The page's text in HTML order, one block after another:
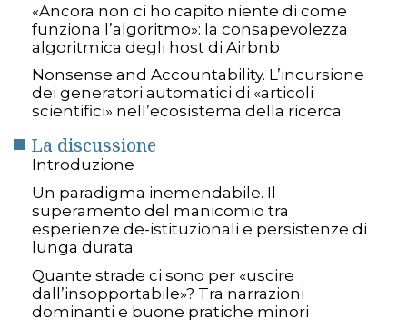
«Ancora non ci ho capito niente di come
funziona l’algoritmo»: la consapevolezza
algoritmica degli host di Airbnb
Nonsense and Accountability. L’incursione
dei generatori automatici di «articoli
scientifici» nell’ecosistema della ricerca
La discussione
Introduzione
Un paradigma inemendabile. Il
superamento del manicomio tra
esperienze de-istituzionali e persistenze di
lunga durata
Quante strade ci sono per «uscire
dall’insopportabile»? Tra narrazioni
dominanti e buone pratiche minori